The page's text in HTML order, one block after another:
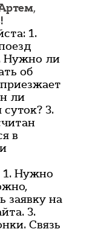
,
1.
Нужно ли
об
ли
3.
в
1. Нужно
заявку на
3.
Связь